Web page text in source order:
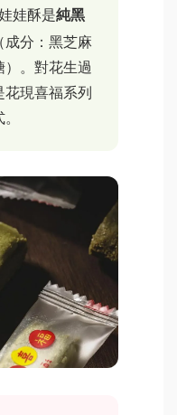
娃酥是純黑
成分：黑芝麻
。對花生過
現喜福系列